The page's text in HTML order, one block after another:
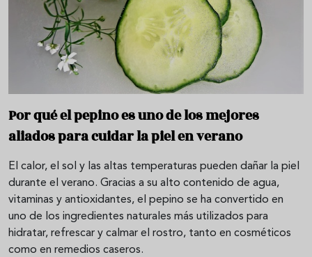
Por qué el pepino es uno de los mejores
aliados para cuidar la piel en verano
El calor, el sol y las altas temperaturas pueden dañar la piel
durante el verano. Gracias a su alto contenido de agua,
vitaminas y antioxidantes, el pepino se ha convertido en
uno de los ingredientes naturales más utilizados para
hidratar, refrescar y calmar el rostro, tanto en cosméticos
como en remedios caseros.